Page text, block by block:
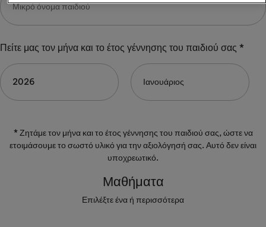
Πείτε μας τον μήνα και το έτος γέννησης του παιδιού σας *
* Ζητάμε τον μήνα και το έτος γέννησης του παιδιού σας, ώστε να
ετοιμάσουμε το σωστό υλικό για την αξιολόγησή σας. Αυτό δεν είναι
υποχρεωτικό.
Μαθήματα
Επιλέξτε ένα ή περισσότερα